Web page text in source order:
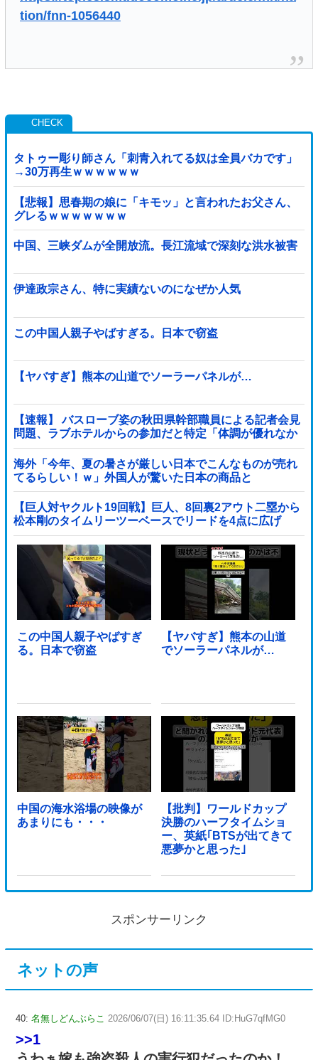
tion/fnn-1056440
タトゥー彫り師さん「刺青入れてる奴は全員バカです」
→30万再生ｗｗｗｗｗｗ
【悲報】思春期の娘に「キモッ」と言われたお父さん、
グレるｗｗｗｗｗｗｗ
中国、三峡ダムが全開放流。長江流域で深刻な洪水被害
伊達政宗さん、特に実績ないのになぜか人気
この中国人親子やばすぎる。日本で窃盗
【ヤバすぎ】熊本の山道でソーラーパネルが…
【速報】 バスローブ姿の秋田県幹部職員による記者会見
問題、ラブホテルからの参加だと特定「体調が優れなか
ったため...」とは何だったのか
海外「今年、夏の暑さが厳しい日本でこんなものが売れ
てるらしい！ｗ」外国人が驚いた日本の商品と
は・・・？【海外の反応】
【巨人対ヤクルト19回戦】巨人、8回裏2アウト二塁から
松本剛のタイムリーツーベースでリードを4点に広げ
る！！！！！！！！他
この中国人親子やばすぎ
る。日本で窃盗
【ヤバすぎ】熊本の山道
でソーラーパネルが…
中国の海水浴場の映像が
あまりにも・・・
【批判】ワールドカップ
決勝のハーフタイムショ
ー、英紙｢BTSが出てきて
悪夢かと思った｣
スポンサーリンク
ネットの声
40: 名無しどんぶらこ 2026/06/07(日) 16:11:35.64 ID:HuG7qfMG0
>>1